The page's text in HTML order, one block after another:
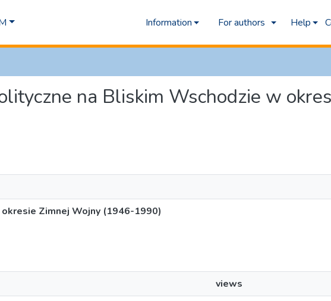
Information For authors Help
na Bliskim Wschodzie w
Zimnej Wojny (1946-1990)
views